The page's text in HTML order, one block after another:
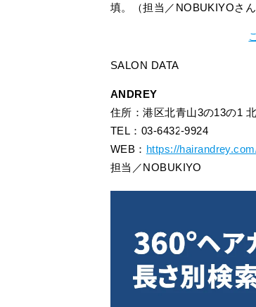
填。（担当／NOBUKIYOさ
SALON DATA
ANDREY
住所：港区北青山3の13の1
TEL：03-6432-9924
WEB： https://
担当／NOBUKIYO